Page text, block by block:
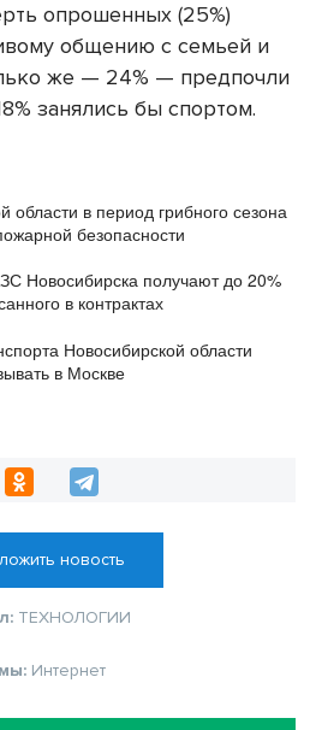
опрошенных (25%)
общению с семьей и
же — 24% — предпочли
занялись бы спортом.
области в период грибного сезона
безопасности
Новосибирска получают до 20%
в контрактах
Новосибирской области
в Москве
новость
ТЕХНОЛОГИИ
Интернет